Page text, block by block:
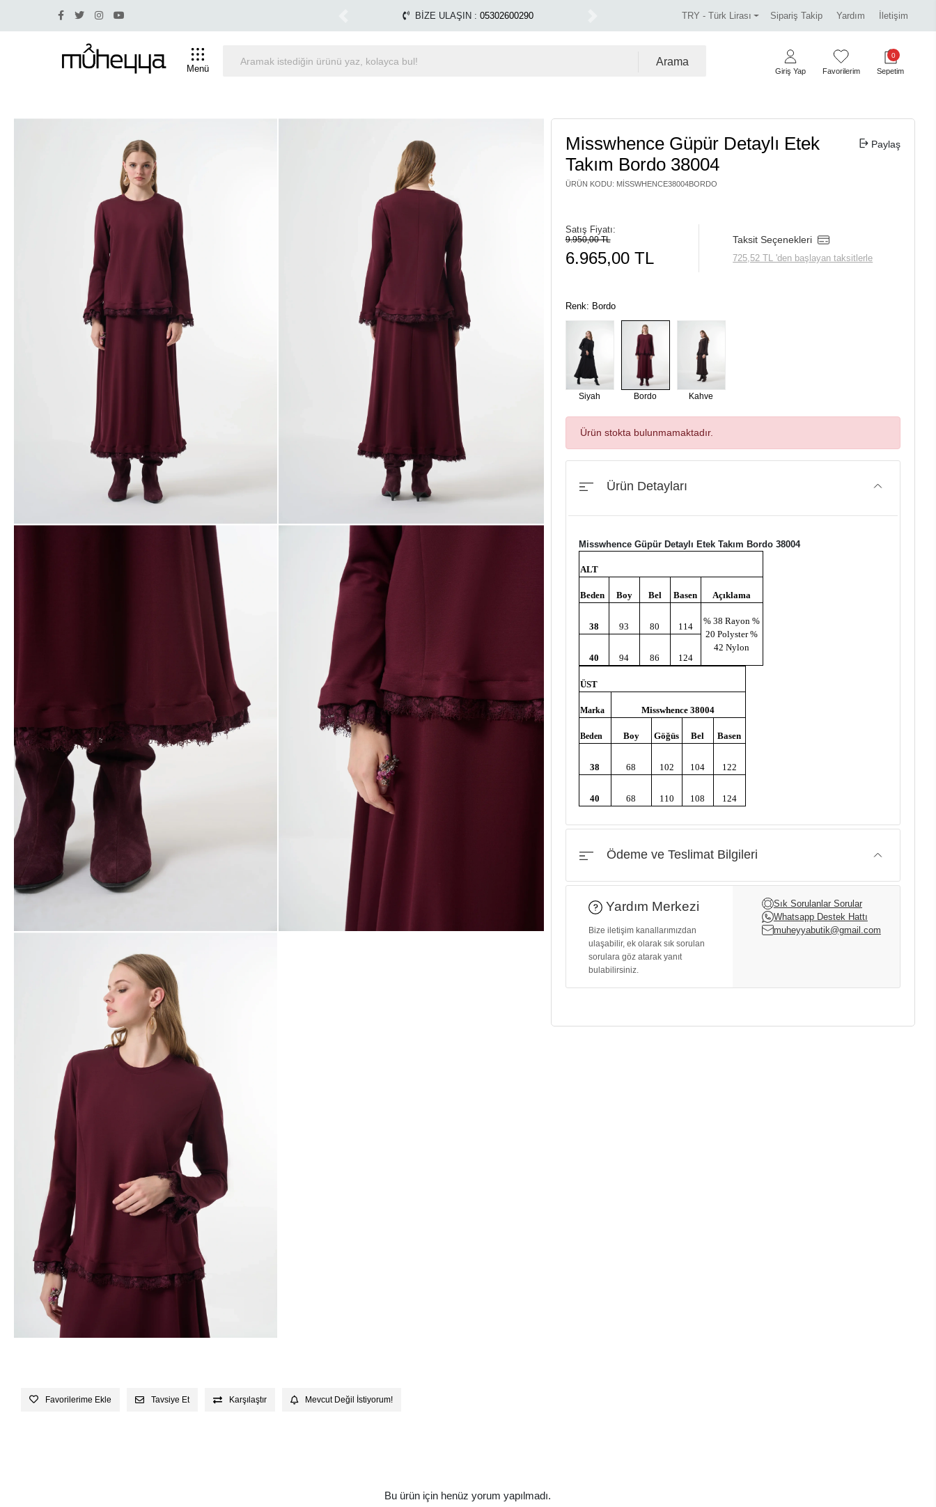
ve değişim yapılmamaktadır. Miss Dalida marka ürünlerde %30 indirim. Tüm kredi kartlarına vade farksız 3 taksit.
1500 TL ÜZERİ ÜCRETSİZ KARGO TRY - Türk Lirası Sipariş Takip Yardım İletişim
Menü
Arama
Giriş Yap Favorilerim
0
Sepetim
Misswhence Güpür Detaylı Etek
Takım Bordo 38004
ÜRÜN KODU: MISSWHENCE38004BORDO
Paylaş
Satış Fiyatı:
9.950,00 TL
6.965,00 TL
Taksit Seçenekleri
725,52 TL 'den başlayan taksitlerle
Renk: Bordo
Siyah Bordo Kahve
Ürün stokta bulunmamaktadır.
Ürün Detayları
Misswhence Güpür Detaylı Etek Takım Bordo 38004
ALT
Beden Boy Bel Basen Açıklama
38 93 80 114
% 38 Rayon %
20 Polyster %
42 Nylon
40
94 86 124
ÜST
Marka Misswhence 38004
Beden Boy Göğüs Bel Basen
38 68 102 104 122
40 68 110 108 124
Ödeme ve Teslimat Bilgileri
Yardım Merkezi
Bize iletişim kanallarımızdan
ulaşabilir, ek olarak sık sorulan
sorulara göz atarak yanıt
bulabilirsiniz.
Sık Sorulanlar Sorular
Whatsapp Destek Hattı
muheyyabutik@gmail.com
Favorilerime Ekle Tavsiye Et Karşılaştır Mevcut Değil İstiyorum!
Bu ürün için henüz yorum yapılmadı.